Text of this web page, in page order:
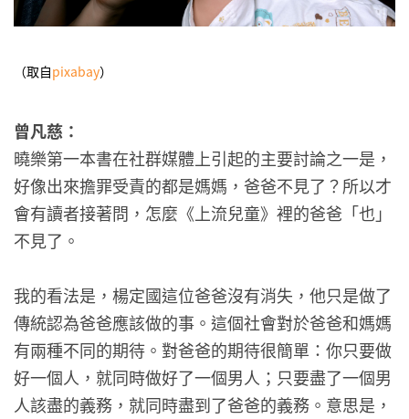
（取自pixabay）
曾凡慈：
曉樂第一本書在社群媒體上引起的主要討論之一是，
好像出來擔罪受責的都是媽媽，爸爸不見了？所以才
會有讀者接著問，怎麼《上流兒童》裡的爸爸「也」
不見了。
我的看法是，楊定國這位爸爸沒有消失，他只是做了
傳統認為爸爸應該做的事。這個社會對於爸爸和媽媽
有兩種不同的期待。對爸爸的期待很簡單：你只要做
好一個人，就同時做好了一個男人；只要盡了一個男
人該盡的義務，就同時盡到了爸爸的義務。意思是，